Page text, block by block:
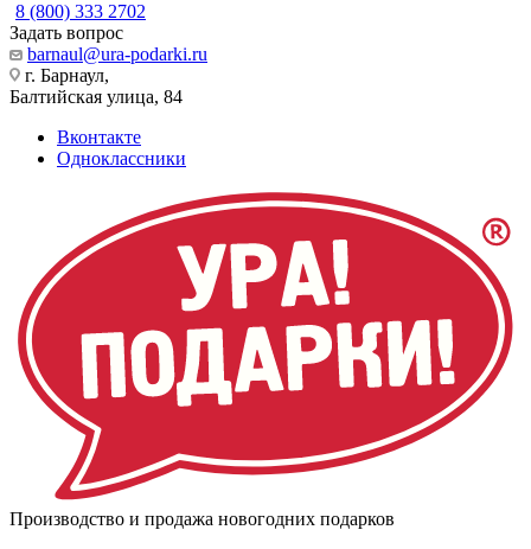
8 (800) 333 2702
Задать вопрос
barnaul@ura-podarki.ru
г. Барнаул,
Балтийская улица, 84
Вконтакте
Одноклассники
Производство и продажа новогодних подарков